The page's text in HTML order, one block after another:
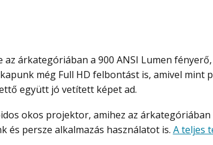
még Full HD felbontást is, amivel mint
együtt jó vetített képet ad.
és persze alkalmazás használatot is. A teljes